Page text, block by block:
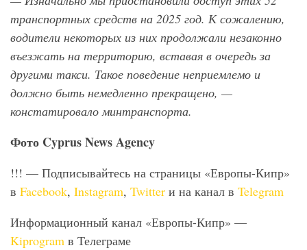
транспортных средств на 2025 год. К сожалению,
водители некоторых из них продолжали незаконно
въезжать на территорию, вставая в очередь за
другими такси. Такое поведение неприемлемо и
должно быть немедленно прекращено, —
констатировало минтранспорта.
Фото CyprusNewsAgency
!!! — Подписывайтесь на страницы «Европы-Кипр»
в Facebook, Instagram, Twitter и на канал в Telegram
Информационный канал «Европы-Кипр» —
Kiprogram в Телеграме